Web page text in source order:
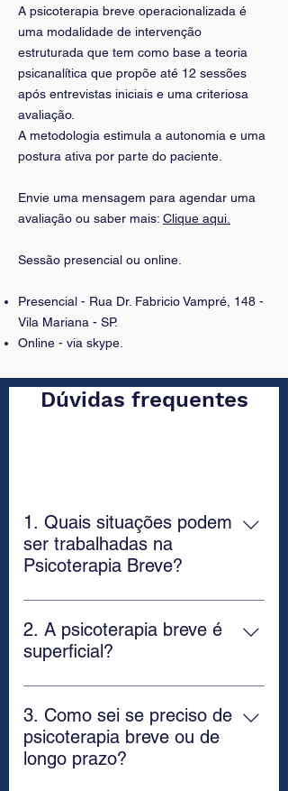
A psicoterapia breve operacionalizada é
uma modalidade de intervenção
estruturada que tem como base a teoria
psicanalítica que propõe até 12 sessões
após entrevistas iniciais e uma criteriosa
avaliação.
A metodologia estimula a autonomia e uma
postura ativa por parte do paciente.
Envie uma mensagem para agendar uma
avaliação ou saber mais: Clique aqui.
Sessão presencial ou online.
Presencial - Rua Dr. Fabricio Vampré, 148 -
Vila Mariana - SP.
Online - via skype.
Dúvidas frequentes
1. Quais situações podem
ser trabalhadas na
Psicoterapia Breve?
Separação conflitos familiares
conflitos no trabalho insatisfação com
a carreira mudanças na carreira ou
decisões importantes, depressão pós
parto perdas São exemplos de
demandas que podem ser
trabalhadas nesta modalidade,
2. A psicoterapia breve é
superficial?
Não, ao contrário. A modalidade
Psicoterapia Breve Operacionalizada
é embasada na psicanálise e acessa
fatores inconscientes. É comum que
3. Como sei se preciso de
psicoterapia breve ou de
longo prazo?